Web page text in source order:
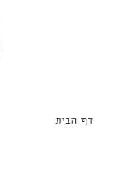
דף הבית